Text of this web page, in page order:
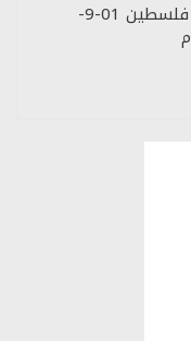
نشرة فلسطين 01-9-